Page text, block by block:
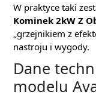
W praktyce taki
Kominek 2kW Z
„grzejnikiem z
nastroju i wygody.
Dane
modelu